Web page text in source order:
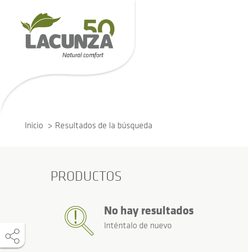
Inicio Resultados de la búsqueda
PRODUCTOS
No hay resultados
Inténtalo de nuevo